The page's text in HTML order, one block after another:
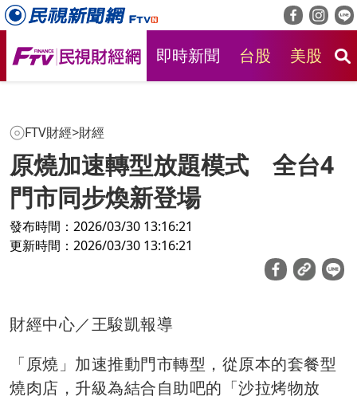
即時新聞 台股 美股
FTV財經>財經
原燒加速轉型放題模式 全台4
門市同步煥新登場
發布時間：2026/03/30 13:16:21
更新時間：2026/03/30 13:16:21
財經中心／王駿凱報導
「原燒」加速推動門市轉型，從原本的套餐型
燒肉店，升級為結合自助吧的「沙拉烤物放